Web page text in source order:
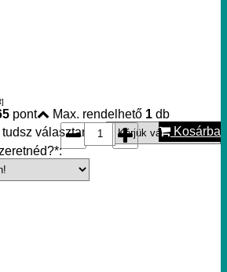
]
pont
tudsz választani!*:
Max. rendelhető 1 db
Kosárba